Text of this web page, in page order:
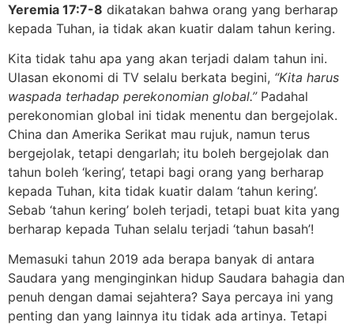
Yeremia 17:7-8 dikatakan bahwa orang yang berharap
kepada Tuhan, ia tidak akan kuatir dalam tahun kering.
Kita tidak tahu apa yang akan terjadi dalam tahun ini.
Ulasan ekonomi di TV selalu berkata begini, “Kita harus
waspada terhadap perekonomian global.”Padahal
perekonomian global ini tidak menentu dan bergejolak.
China dan Amerika Serikat mau rujuk, namun terus
bergejolak, tetapi dengarlah; itu boleh bergejolak dan
tahun boleh ‘kering’, tetapi bagi orang yang berharap
kepada Tuhan, kita tidak kuatir dalam ‘tahun kering’.
Sebab ‘tahun kering’ boleh terjadi, tetapi buat kita yang
berharap kepada Tuhan selalu terjadi ‘tahun basah’!
Memasuki tahun 2019 ada berapa banyak di antara
Saudara yang menginginkan hidup Saudara bahagia dan
penuh dengan damai sejahtera? Saya percaya ini yang
penting dan yang lainnya itu tidak ada artinya. Tetapi